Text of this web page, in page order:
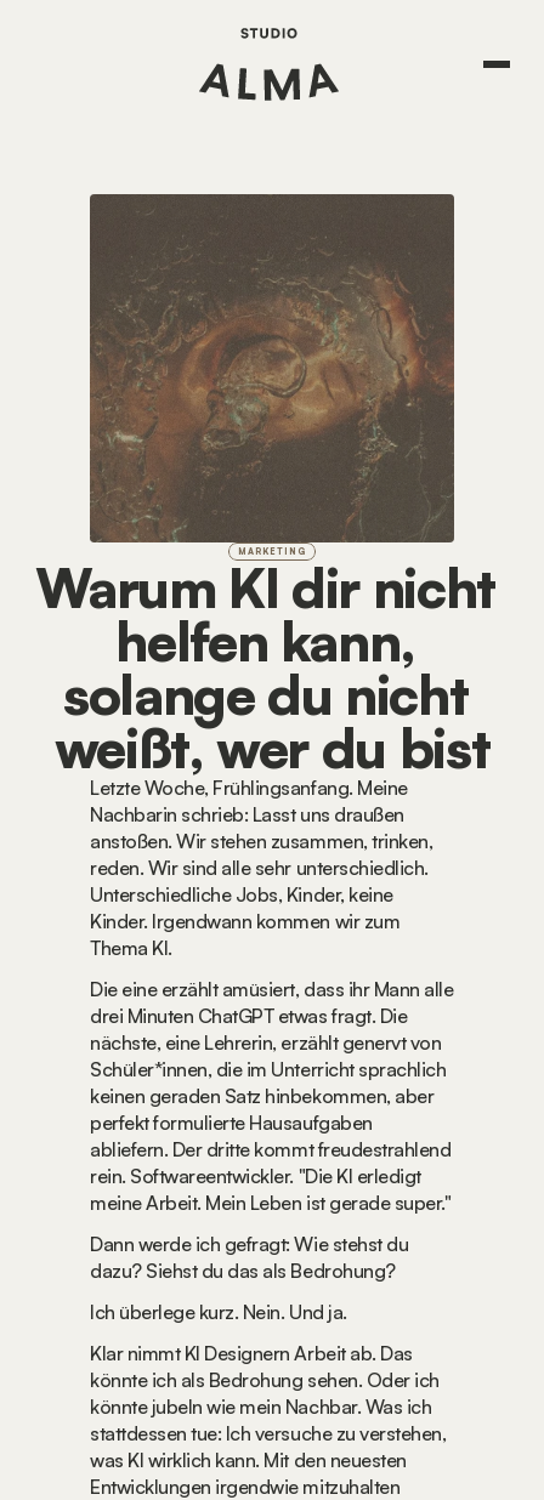
MARKETING
Warum KI dir nicht
helfen kann,
solange du nicht
weißt, wer du bist
Letzte Woche, Frühlingsanfang. Meine
Nachbarin schrieb: Lasst uns draußen
anstoßen. Wir stehen zusammen, trinken,
reden. Wir sind alle sehr unterschiedlich.
Unterschiedliche Jobs, Kinder, keine
Kinder. Irgendwann kommen wir zum
Thema KI.
Die eine erzählt amüsiert, dass ihr Mann alle
drei Minuten ChatGPT etwas fragt. Die
nächste, eine Lehrerin, erzählt genervt von
Schüler*innen, die im Unterricht sprachlich
keinen geraden Satz hinbekommen, aber
perfekt formulierte Hausaufgaben
abliefern. Der dritte kommt freudestrahlend
rein. Softwareentwickler. "Die KI erledigt
meine Arbeit. Mein Leben ist gerade super."
Dann werde ich gefragt: Wie stehst du
dazu? Siehst du das als Bedrohung?
Ich überlege kurz. Nein. Und ja.
Klar nimmt KI Designern Arbeit ab. Das
könnte ich als Bedrohung sehen. Oder ich
könnte jubeln wie mein Nachbar. Was ich
stattdessen tue: Ich versuche zu verstehen,
was KI wirklich kann. Mit den neuesten
Entwicklungen irgendwie mitzuhalten